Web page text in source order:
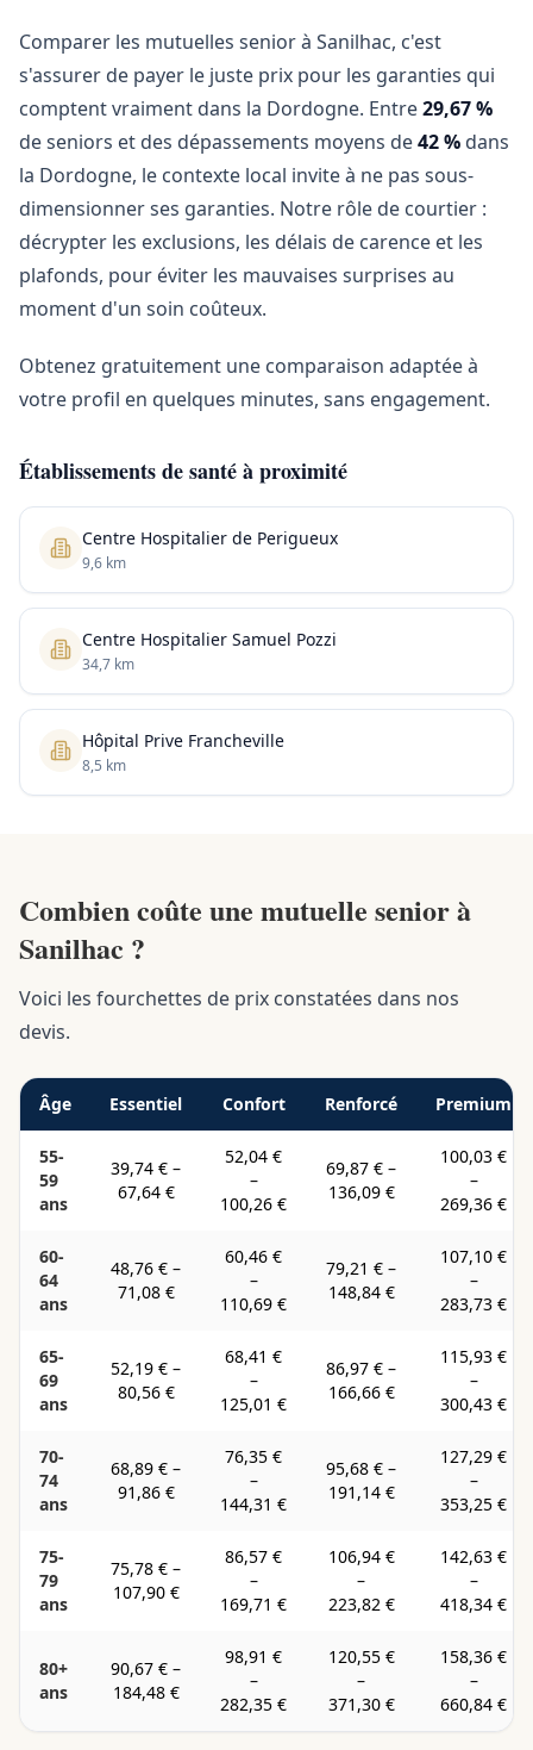
Comparer les mutuelles senior à Sanilhac, c'est
s'assurer de payer le juste prix pour les garanties qui
comptent vraiment dans la Dordogne. Entre29,67 %
de seniors et des dépassements moyens de42 % dans
la Dordogne, le contexte local invite à ne pas sous-
dimensionner ses garanties. Notre rôle de courtier :
décrypter les exclusions, les délais de carence et les
plafonds, pour éviter les mauvaises surprises au
moment d'un soin coûteux.
Obtenez gratuitement une comparaison adaptée à
votre profil en quelques minutes, sans engagement.
Établissements de santé à proximité
Centre Hospitalier de Perigueux
9,6 km
Centre Hospitalier Samuel Pozzi
34,7 km
Hôpital Prive Francheville
8,5 km
Combien coûte une mutuelle senior à
Sanilhac ?
Voici les fourchettes de prix constatées dans nos
devis.
Âge Essentiel Confort Renforcé Premium
55-
59
ans
39,74 € –
67,64 €
52,04 €
–
100,26 €
69,87 € –
136,09 €
100,03 €
–
269,36 €
60-
64
ans
48,76 € –
71,08 €
60,46 €
–
110,69 €
79,21 € –
148,84 €
107,10 €
–
283,73 €
65-
69
ans
52,19 € –
80,56 €
68,41 €
–
125,01 €
86,97 € –
166,66 €
115,93 €
–
300,43 €
70-
74
ans
68,89 € –
91,86 €
76,35 €
–
144,31 €
95,68 € –
191,14 €
127,29 €
–
353,25 €
75-
79
ans
75,78 € –
107,90 €
86,57 €
–
169,71 €
106,94 €
–
223,82 €
142,63 €
–
418,34 €
80+
ans
90,67 € –
184,48 €
98,91 €
–
282,35 €
120,55 €
–
371,30 €
158,36 €
–
660,84 €